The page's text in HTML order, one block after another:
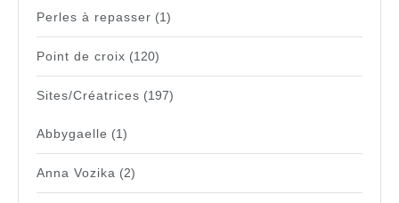
Perles à repasser (1)
Point de croix (120)
Sites/Créatrices (197)
Abbygaelle (1)
Anna Vozika (2)